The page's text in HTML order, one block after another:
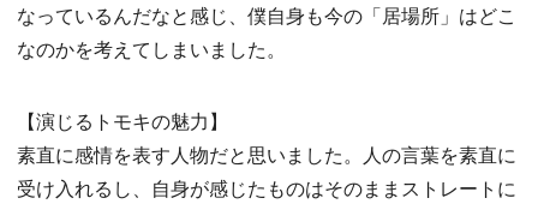
なっているんだなと感じ、僕自身も今の「居場所」はどこ
なのかを考えてしまいました。
【演じるトモキの魅力】
素直に感情を表す人物だと思いました。人の言葉を素直に
受け入れるし、自身が感じたものはそのままストレートに